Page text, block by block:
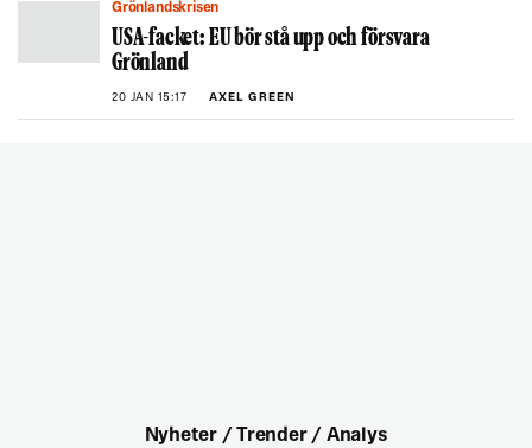
Grönlandskrisen
USA-facket: EU bör stå upp och försvara
Grönland
20 JAN 15:17 AXEL GREEN
Nyheter / Trender / Analys